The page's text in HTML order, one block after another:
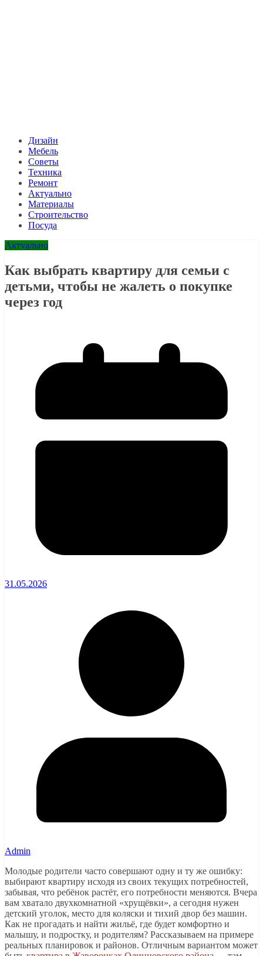
Дизайн
Мебель
Советы
Техника
Ремонт
Актуально
Материалы
Строительство
Посуда
Актуально
Как выбрать квартиру для семьи с
детьми, чтобы не жалеть о покупке
через год
31.05.2026
Admin
Молодые родители часто совершают одну и ту же ошибку:
выбирают квартиру исходя из своих текущих потребностей,
забывая, что ребёнок растёт, его потребности меняются. Вчера
вам хватало двухкомнатной «хрущёвки», а сегодня нужен
детский уголок, место для коляски и тихий двор без машин.
Как не прогадать и найти жильё, где будет комфортно и
малышу, и подростку, и родителям? Рассказываем на примере
реальных планировок и районов. Отличным вариантом может